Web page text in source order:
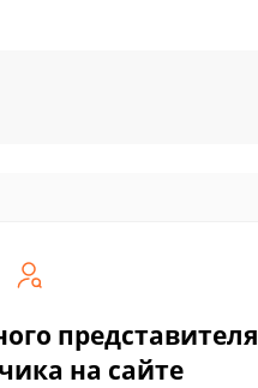
представителя
на сайте